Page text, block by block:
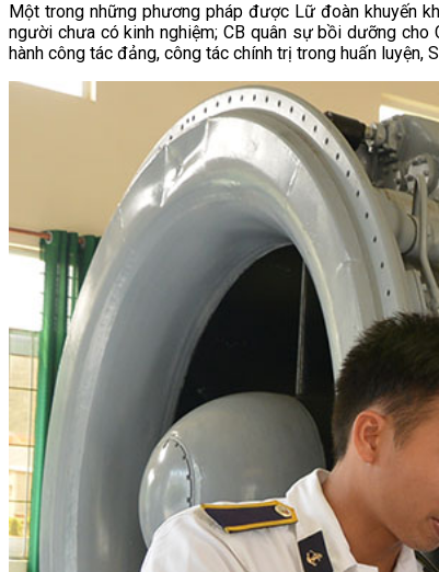
Một trong những phương pháp được Lữ đoàn khuyến
người chưa có kinh nghiệm; CB quân sự bồi dưỡng
hành công tác đảng, công tác chính trị trong huấn